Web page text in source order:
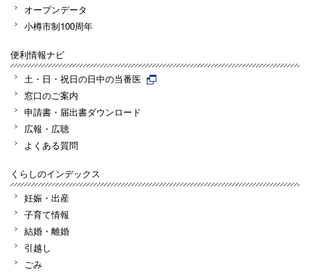
オープンデータ
小樽市制100周年
便利情報ナビ
土・日・祝日の日中の当番医
窓口のご案内
申請書・届出書ダウンロード
広報・広聴
よくある質問
くらしのインデックス
妊娠・出産
子育て情報
結婚・離婚
引越し
ごみ